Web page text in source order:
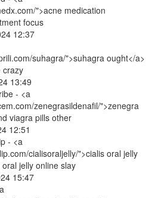
">acne medication
focus
12:37
suhagra/">suhagra ought</a>
crazy
13:49
- <a
zenegrasildenafil/">zenegra
viagra pills other
12:51
- <a
cialisoraljelly/">cialis oral jelly
jelly online slay
15:47